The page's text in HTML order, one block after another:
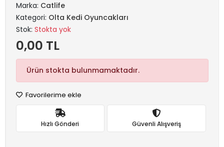
Marka: Catlife
Kategori: Olta Kedi Oyuncakları
Stok: Stokta yok
0,00 TL
Ürün stokta bulunmamaktadır.
Favorilerime ekle
Hızlı Gönderi Güvenli Alışveriş